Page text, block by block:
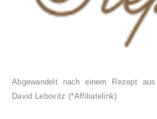
Abgewandelt nach einem Rezept aus
David Lebovitz (*Affiliatelink)